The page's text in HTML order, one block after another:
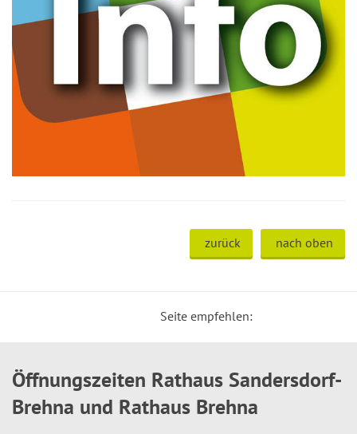
zurück nach oben
Seite empfehlen:
Öffnungszeiten Rathaus Sandersdorf-
Brehna und Rathaus Brehna